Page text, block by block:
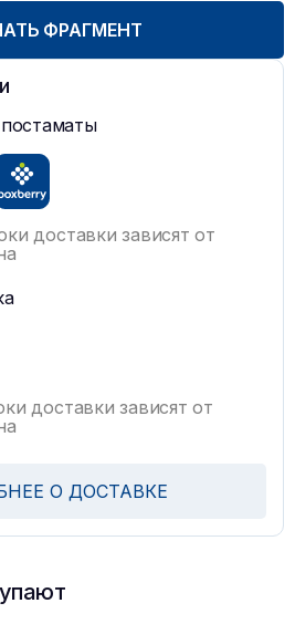
ФРАГМЕНТ
доставки зависят от
доставки зависят от
О ДОСТАВКЕ